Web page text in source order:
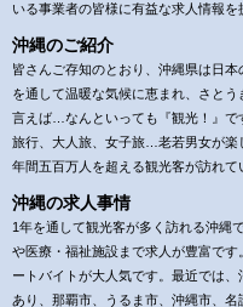
いる事業者の皆様に有益な求人情報を
沖縄のご紹介
皆さんご存知のとおり、沖縄県は日
を通して温暖な気候に恵まれ、さと
言えば…なんといっても『観光！』で
旅行、大人旅、女子旅…老若男女が楽
年間五百万人を超える観光客が訪れて
沖縄の求人事情
1年を通して観光客が多く訪れる沖縄
や医療・福祉施設まで求人が豊富で
ートバイトが大人気です。最近では
あり、那覇市、うるま市、沖縄市、